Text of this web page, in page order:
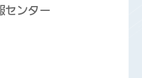
センター